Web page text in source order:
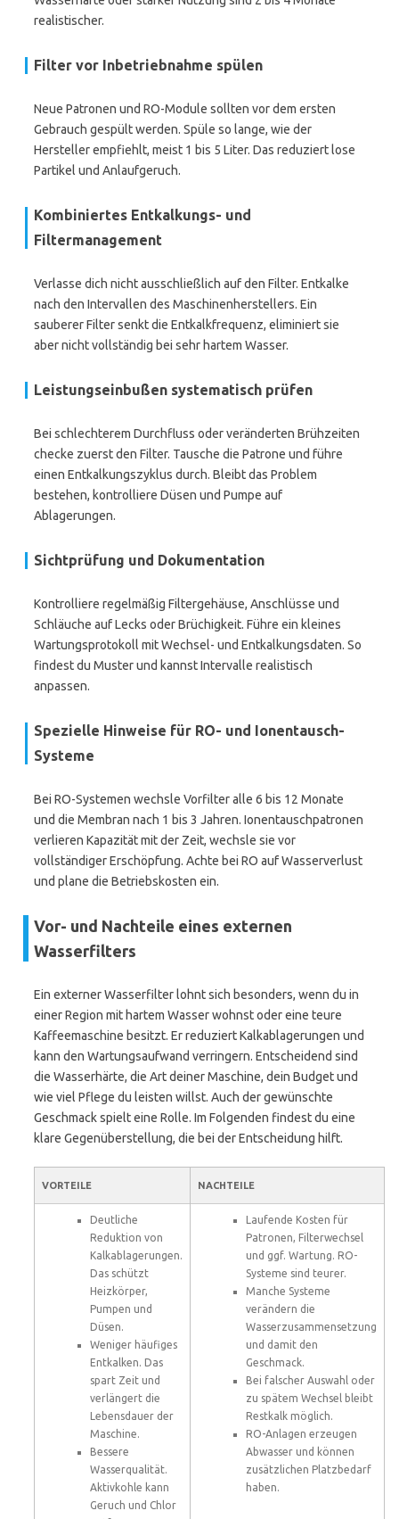
realistischer.
Filter vor Inbetriebnahme spülen
Neue Patronen und RO-Module sollten vor dem ersten
Gebrauch gespült werden. Spüle so lange, wie der
Hersteller empfiehlt, meist 1 bis 5 Liter. Das reduziert lose
Partikel und Anlaufgeruch.
Kombiniertes Entkalkungs- und
Filtermanagement
Verlasse dich nicht ausschließlich auf den Filter. Entkalke
nach den Intervallen des Maschinenherstellers. Ein
sauberer Filter senkt die Entkalkfrequenz, eliminiert sie
aber nicht vollständig bei sehr hartem Wasser.
Leistungseinbußen systematisch prüfen
Bei schlechterem Durchfluss oder veränderten Brühzeiten
checke zuerst den Filter. Tausche die Patrone und führe
einen Entkalkungszyklus durch. Bleibt das Problem
bestehen, kontrolliere Düsen und Pumpe auf
Ablagerungen.
Sichtprüfung und Dokumentation
Kontrolliere regelmäßig Filtergehäuse, Anschlüsse und
Schläuche auf Lecks oder Brüchigkeit. Führe ein kleines
Wartungsprotokoll mit Wechsel- und Entkalkungsdaten. So
findest du Muster und kannst Intervalle realistisch
anpassen.
Spezielle Hinweise für RO- und Ionentausch-
Systeme
Bei RO-Systemen wechsle Vorfilter alle 6 bis 12 Monate
und die Membran nach 1 bis 3 Jahren. Ionentauschpatronen
verlieren Kapazität mit der Zeit, wechsle sie vor
vollständiger Erschöpfung. Achte bei RO auf Wasserverlust
und plane die Betriebskosten ein.
Vor- und Nachteile eines externen
Wasserfilters
Ein externer Wasserfilter lohnt sich besonders, wenn du in
einer Region mit hartem Wasser wohnst oder eine teure
Kaffeemaschine besitzt. Er reduziert Kalkablagerungen und
kann den Wartungsaufwand verringern. Entscheidend sind
die Wasserhärte, die Art deiner Maschine, dein Budget und
wie viel Pflege du leisten willst. Auch der gewünschte
Geschmack spielt eine Rolle. Im Folgenden findest du eine
klare Gegenüberstellung, die bei der Entscheidung hilft.
VORTEILE NACHTEILE
Deutliche
Reduktion von
Kalkablagerungen.
Das schützt
Heizkörper,
Pumpen und
Düsen.
Weniger häufiges
Entkalken. Das
spart Zeit und
verlängert die
Lebensdauer der
Maschine.
Bessere
Wasserqualität.
Aktivkohle kann
Geruch und Chlor
Laufende Kosten für
Patronen, Filterwechsel
und ggf. Wartung. RO-
Systeme sind teurer.
Manche Systeme
verändern die
Wasserzusammensetzung
und damit den
Geschmack.
Bei falscher Auswahl oder
zu spätem Wechsel bleibt
Restkalk möglich.
RO-Anlagen erzeugen
Abwasser und können
zusätzlichen Platzbedarf
haben.